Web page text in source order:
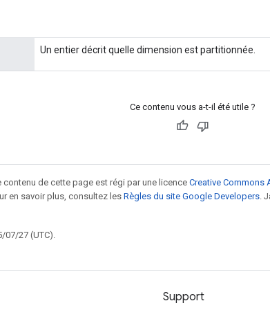
Un entier décrit quelle dimension est partitionnée.
Ce contenu vous a-t-il été utile ?
de cette page est régi par une licence Creative Commons
en savoir plus, consultez les Règles du site Google Developers .
07/27 (UTC).
Support